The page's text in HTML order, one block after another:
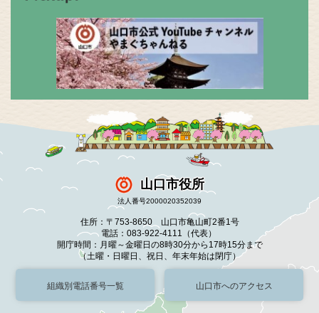
山口市役所
法人番号2000020352039
住所：〒753-8650 山口市亀山町2番1号
電話：083-922-4111（代表）
開庁時間：月曜～金曜日の8時30分から17時15分まで
（土曜・日曜日、祝日、年末年始は閉庁）
組織別電話番号一覧 山口市へのアクセス